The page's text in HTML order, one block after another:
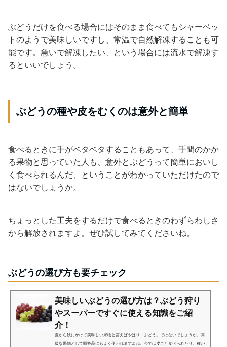
ぶどうだけを食べる場合にはそのまま食べてもシャーベッ
トのようで美味しいですし、常温で自然解凍することも可
能です。急いで解凍したい、という場合には流水で解凍す
るといいでしょう。
ぶどうの種や皮をむくのは意外と簡単
食べるときに手がベタベタすることもあって、手間のかか
る果物と思っていた人も、意外とぶどうって簡単においし
く食べられるんだ、ということがわかっていただけたので
はないでしょうか。
ちょっとした工夫をするだけで食べるときのわずらわしさ
から解放されますよ。ぜひ試してみてくださいね。
ぶどうの選び方も要チェック
美味しいぶどうの選び方は？ぶどう狩り
やスーパーですぐに使える知識をご紹
介！
夏から秋にかけて美味しい果物と言えばやはり「ぶどう」ではないでしょうか。高
級な果物として贈答品にもよく使われますよね。今では皮ごと食べられたり、種が